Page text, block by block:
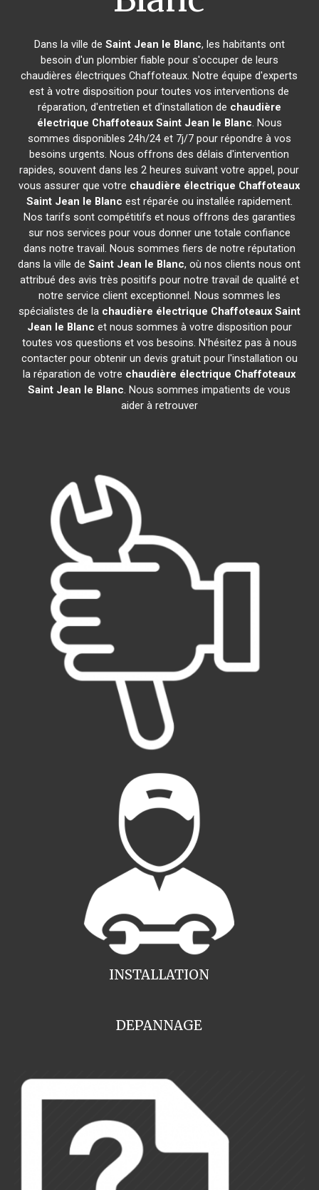
Dans la ville de Saint Jean le Blanc, les habitants ont
besoin d'un plombier fiable pour s'occuper de leurs
chaudières électriques Chaffoteaux. Notre équipe d'experts
est à votre disposition pour toutes vos interventions de
réparation, d'entretien et d'installation de chaudière
électrique Chaffoteaux Saint Jean le Blanc. Nous
sommes disponibles 24h/24 et 7j/7 pour répondre à vos
besoins urgents. Nous offrons des délais d'intervention
rapides, souvent dans les 2 heures suivant votre appel, pour
vous assurer que votre chaudière électrique Chaffoteaux
Saint Jean le Blanc est réparée ou installée rapidement.
Nos tarifs sont compétitifs et nous offrons des garanties
sur nos services pour vous donner une totale confiance
dans notre travail. Nous sommes fiers de notre réputation
dans la ville deSaint Jean le Blanc, où nos clients nous ont
attribué des avis très positifs pour notre travail de qualité et
notre service client exceptionnel. Nous sommes les
spécialistes de la chaudière électrique Chaffoteaux Saint
Jean le Blanc et nous sommes à votre disposition pour
toutes vos questions et vos besoins. N'hésitez pas à nous
contacter pour obtenir un devis gratuit pour l'installation ou
la réparation de votre chaudière électrique Chaffoteaux
Saint Jean le Blanc. Nous sommes impatients de vous
aider à retrouver
INSTALLATION
DEPANNAGE